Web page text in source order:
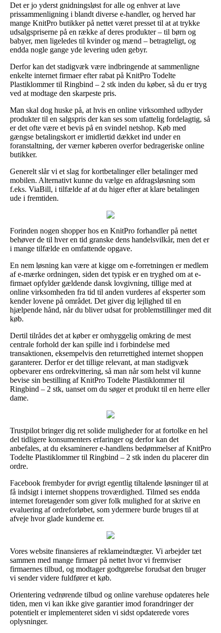
Det er jo yderst gnidningsløst for alle og enhver at lave
prissammenligning i blandt diverse e-handler, og herved har
mange KnitPro butikker på nettet været presset til at at trykke
udsalgspriserne på en række af deres produkter – til børn og
babyer, men ligeledes til kvinder og mænd – betragteligt, og
endda nogle gange yde levering uden gebyr.
Derfor kan det stadigvæk være indbringende at sammenligne
enkelte internet firmaer efter rabat på KnitPro Todelte
Plastiklommer til Ringbind – 2 stk inden du køber, så du er tryg
ved at modtage den skarpeste pris.
Man skal dog huske på, at hvis en online virksomhed udbyder
produkter til en salgspris der kan ses som ufattelig fordelagtig, så
er det ofte være et bevis på en svindel netshop. Køb med
gængse betalingskort er imidlertid dækket ind under en
foranstaltning, der værner køberen overfor bedrageriske online
butikker.
Generelt slår vi et slag for kortbetalinger eller betalinger med
mobilen. Alternativt kunne du vælge en afdragsløsning som
f.eks. ViaBill, i tilfælde af at du higer efter at klare betalingen
ude i fremtiden.
Forinden nogen shopper hos en KnitPro forhandler på nettet
behøver de til hver en tid granske dens handelsvilkår, men det er
i mange tilfælde en omfattende opgave.
En nem løsning kan være at kigge om e-forretningen er medlem
af e-mærke ordningen, siden det typisk er en tryghed om at e-
firmaet opfylder gældende dansk lovgivning, tillige med at
online virksomheden fra tid til anden vurderes af eksperter som
kender lovene på området. Det giver dig lejlighed til en
hjælpende hånd, når du bliver udsat for problemstillinger med dit
køb.
Dertil tilrådes det at køber er omhyggelig omkring de mest
centrale forhold der kan spille ind i forbindelse med
transaktionen, eksempelvis den returrettighed internet shoppen
garanterer. Derfor er det tillige relevant, at man stadigvæk
opbevarer ens ordrekvittering, så man når som helst vil kunne
bevise sin bestilling af KnitPro Todelte Plastiklommer til
Ringbind – 2 stk, uanset om du søger et produkt til en herre eller
dame.
Trustpilot bringer dig ret solide muligheder for at fortolke en hel
del tidligere konsumenters erfaringer og derfor kan det
anbefales, at du eksaminerer e-handlens bedømmelser af KnitPro
Todelte Plastiklommer til Ringbind – 2 stk inden du placerer din
ordre.
Facebook frembyder for øvrigt egentlig tiltalende løsninger til at
få indsigt i internet shoppens troværdighed. Tilmed ses endda
internet foretagender som giver folk mulighed for at skrive en
evaluering af ordreforløbet, som ydermere burde bruges til at
afveje hvor glade kunderne er.
Vores website finansieres af reklameindtægter. Vi arbejder tæt
sammen med mange firmaer på nettet hvor vi fremviser
firmaernes tilbud, og modtager godtgørelse forudsat den bruger
vi sender videre fuldfører et køb.
Orientering vedrørende tilbud og online varehuse opdateres hele
tiden, men vi kan ikke give garantier imod forandringer der
potentielt er implementeret siden vi sidst opdaterede vores
oplysninger.